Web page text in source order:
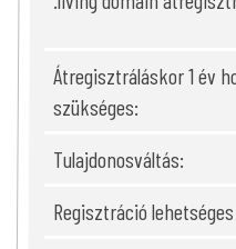
Átregisztráláskor 1 év
szükséges:
Tulajdonosváltás:
Regisztráció